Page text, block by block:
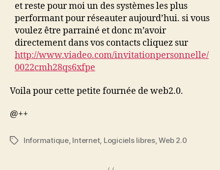
et reste pour moi un des systèmes les plus
performant pour réseauter aujourd’hui. si vous
voulez être parrainé et donc m’avoir
directement dans vos contacts cliquez sur
http://www.viadeo.com/invitationpersonnelle/
0022cmh28qs6xfpe
Voila pour cette petite fournée de web2.0.
@++
Étiquettes
Informatique, Internet, Logiciels libres,Web 2.0